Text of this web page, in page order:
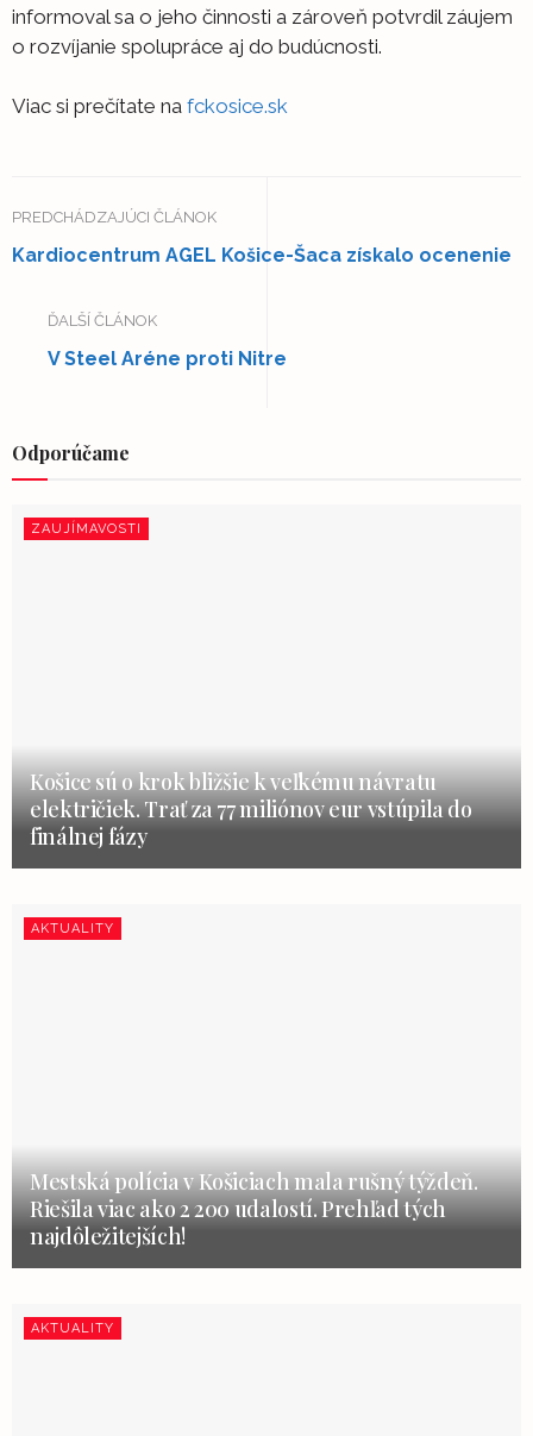
informoval sa o jeho činnosti a zároveň potvrdil záujem
o rozvíjanie spolupráce aj do budúcnosti.
Viac si prečítate na fckosice.sk
PREDCHÁDZAJÚCI ČLÁNOK
Kardiocentrum AGEL Košice-Šaca získalo ocenenie
ĎALŠÍ ČLÁNOK
V Steel Aréne proti Nitre
Odporúčame
ZAUJÍMAVOSTI
Košice sú o krok bližšie k veľkému návratu
električiek. Trať za 77 miliónov eur vstúpila do
finálnej fázy
AKTUALITY
Mestská polícia v Košiciach mala rušný týždeň.
Riešila viac ako 2 200 udalostí. Prehľad tých
najdôležitejších!
AKTUALITY